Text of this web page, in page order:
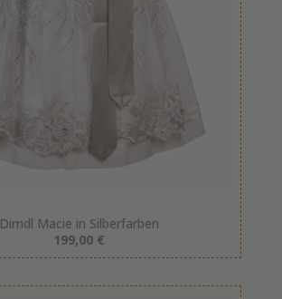
Dirndl Macie in Silberfarben
199,00 €